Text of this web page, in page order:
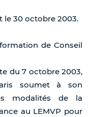
le 30 octobre 2003.
de Conseil
du 7 octobre 2003,
soumet à son
modalités de la
au LEMVP pour